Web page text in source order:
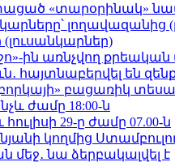
«տարօրինակ»
լողավազանից
ին առնչվող
հայտնաբերվել են
բացառիկ
ժամը 18:00-ն
հուլիսի 29-ը ժամը 07.00-ն
կողմից
նա ձերբակալվել է